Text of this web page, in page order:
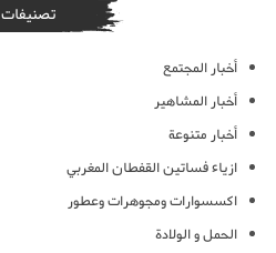
تصنيفات
أخبار المجتمع
أخبار المشاهير
أخبار متنوعة
ازياء فساتين القفطان المغربي
اكسسوارات ومجوهرات وعطور
الحمل و الولادة